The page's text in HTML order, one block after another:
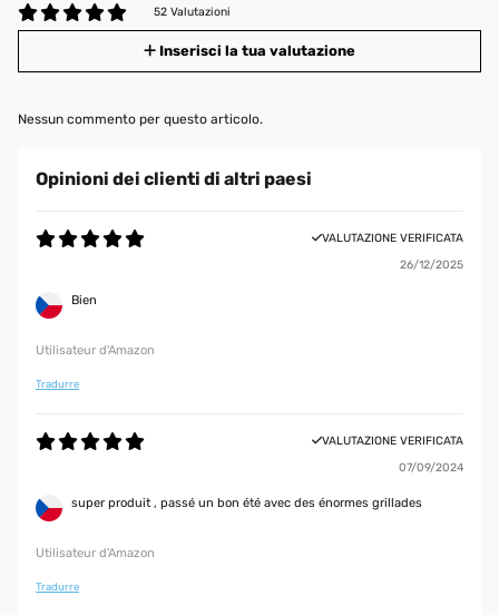
52 Valutazioni
Inserisci la tua valutazione
Nessun commento per questo articolo.
Opinioni dei clienti di altri paesi
VALUTAZIONE VERIFICATA
26/12/2025
Bien
Utilisateur d'Amazon
Tradurre
VALUTAZIONE VERIFICATA
07/09/2024
super produit , passé un bon été avec des énormes grillades
Utilisateur d'Amazon
Tradurre